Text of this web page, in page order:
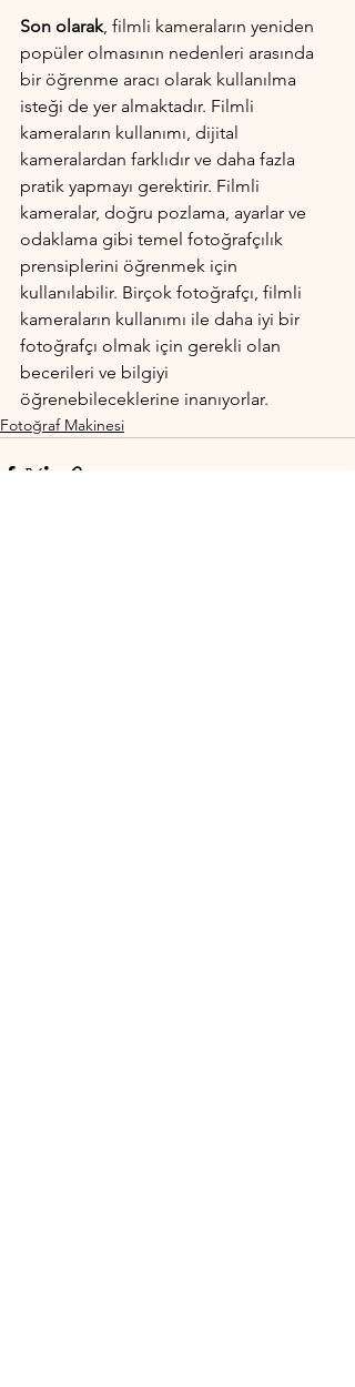
Son olarak, filmli kameraların yeniden
popüler olmasının nedenleri arasında
bir öğrenme aracı olarak kullanılma
isteği de yer almaktadır. Filmli
kameraların kullanımı, dijital
kameralardan farklıdır ve daha fazla
pratik yapmayı gerektirir. Filmli
kameralar, doğru pozlama, ayarlar ve
odaklama gibi temel fotoğrafçılık
prensiplerini öğrenmek için
kullanılabilir. Birçok fotoğrafçı, filmli
kameraların kullanımı ile daha iyi bir
fotoğrafçı olmak için gerekli olan
becerileri ve bilgiyi
öğrenebileceklerine inanıyorlar.
Fotoğraf Makinesi